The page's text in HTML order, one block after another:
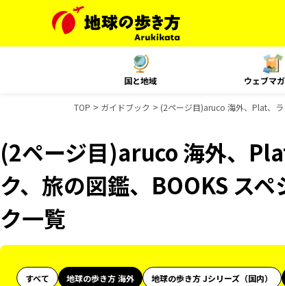
国と地域 ウェブマ
TOP ガイドブック (2ページ目)aruco 海外、Plat、
(2ページ目)aruco 海外、
ク、旅の図鑑、BOOKS ス
ク一覧
すべて 地球の歩き方 海外 地球の歩き方 Jシリーズ（国内）